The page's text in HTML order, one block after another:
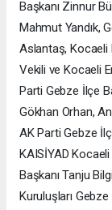
Başkanı Zinnur
Mahmut Yandık,
Aslantaş, Kocaeli
Vekili ve Kocaeli
Parti Gebze İlçe
Gökhan Orhan,
AK Parti Gebze
KAISİYAD
Başkanı Tanju
Kuruluşları